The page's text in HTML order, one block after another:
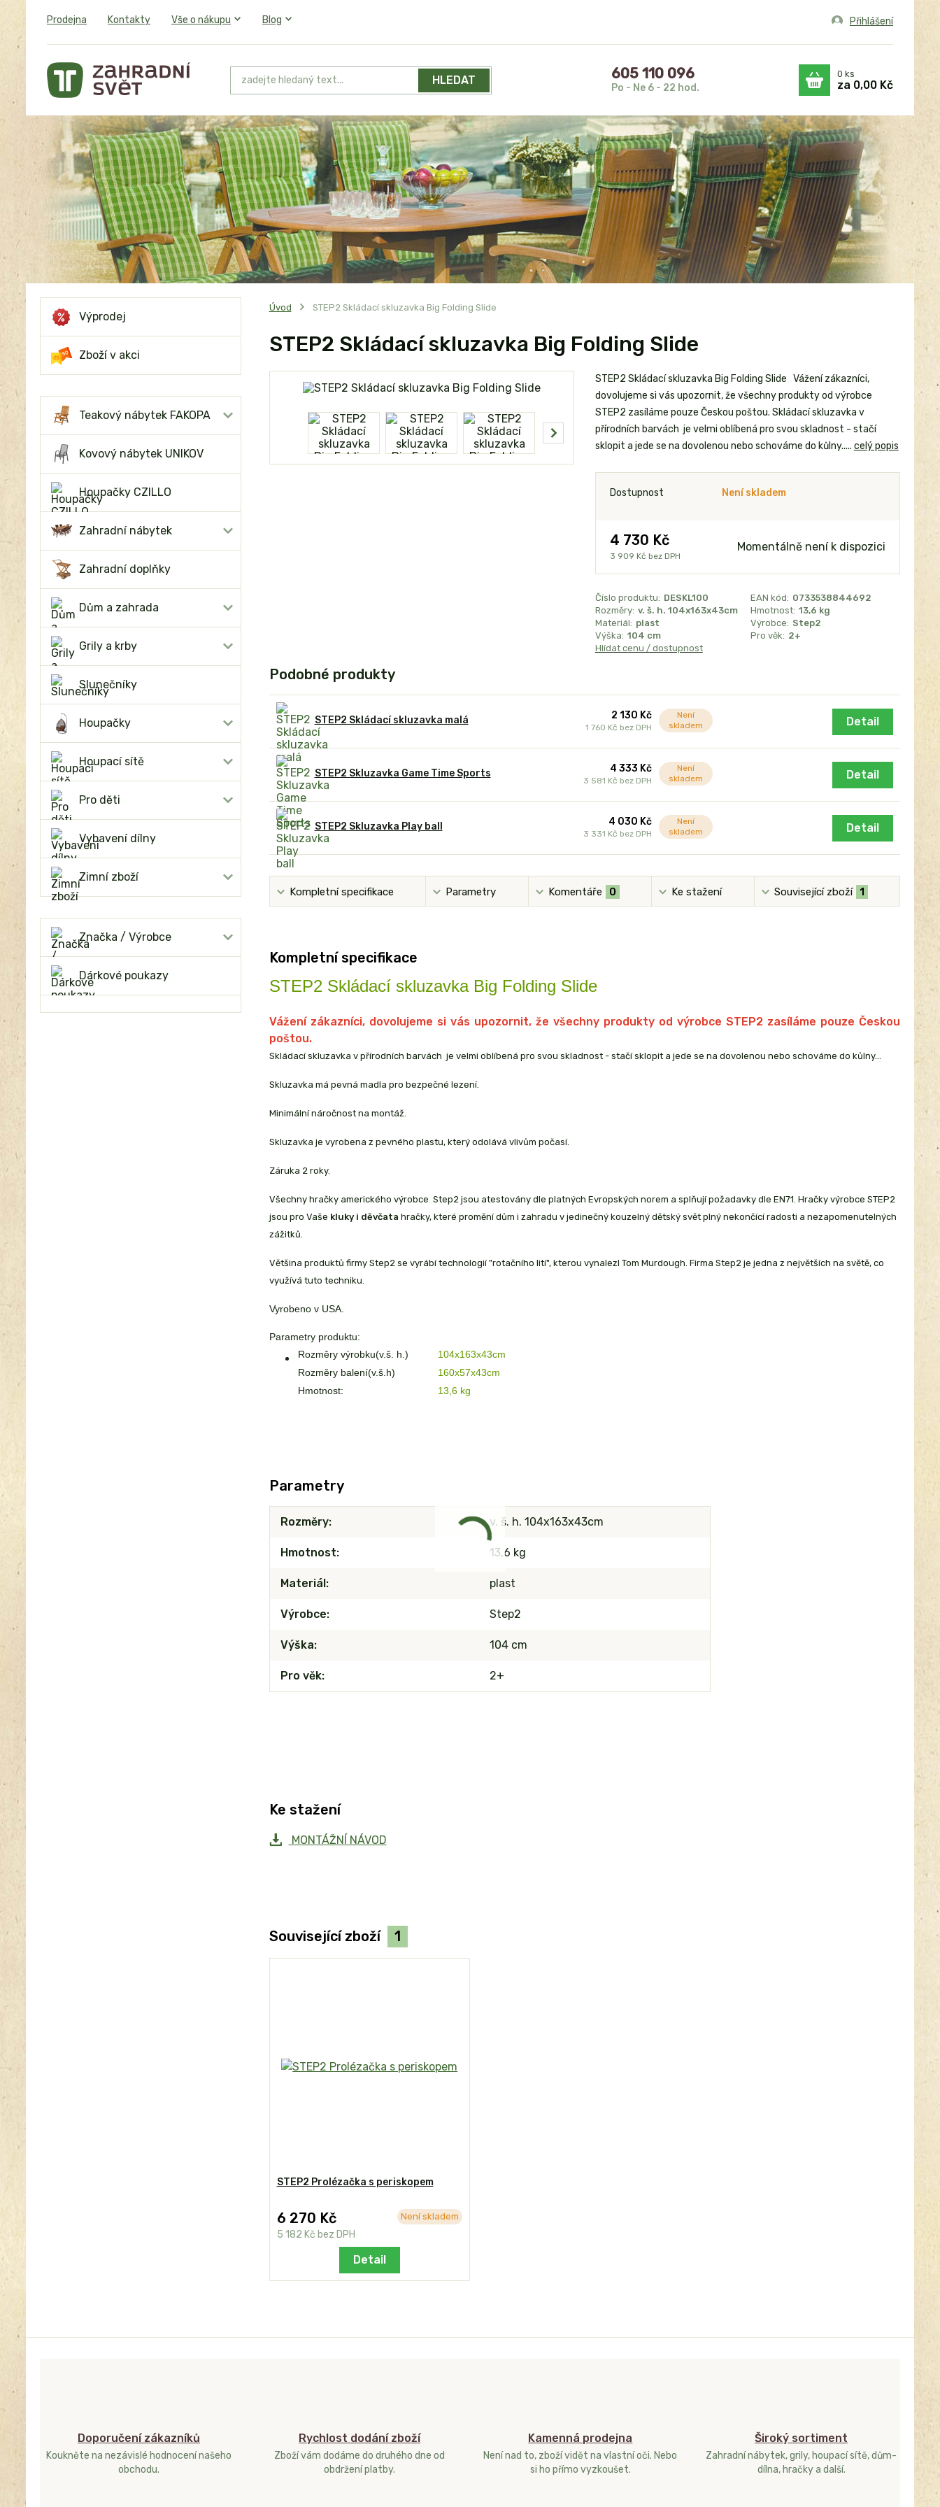
Prodejna Kontakty Vše o nákupu Blog Přihlášení
HLEDAT 605 110 096
Po - Ne 6 - 22 hod.
0 ks
za 0,00 Kč
Výprodej
Zboží v akci
Teakový nábytek FAKOPA
Kovový nábytek UNIKOV
Houpačky CZILLO
Zahradní nábytek
Zahradní doplňky
Dům a zahrada
Grily a krby
Slunečníky
Houpačky
Houpací sítě
Pro děti
Vybavení dílny
Zimní zboží
Značka / Výrobce
Dárkové poukazy
Úvod STEP2 Skládací skluzavka Big Folding Slide
STEP2 Skládací skluzavka Big Folding Slide
STEP2 Skládací skluzavka Big Folding Slide Vážení zákazníci,
dovolujeme si vás upozornit, že všechny produkty od výrobce
STEP2 zasíláme pouze Českou poštou. Skládací skluzavka v
přírodních barvách je velmi oblíbená pro svou skladnost - stačí
sklopit a jede se na dovolenou nebo schováme do kůlny..... celý popis
Dostupnost Není skladem
4 730 Kč
3 909 Kč bez DPH
Momentálně není k dispozici
Číslo produktu: DESKL100 EAN kód: 0733538844692
Rozměry: v. š. h. 104x163x43cm Hmotnost: 13,6 kg
Materiál: plast Výrobce: Step2
Výška: 104 cm Pro věk: 2+
Hlídat cenu / dostupnost
Podobné produkty
STEP2 Skládací skluzavka malá 2 130 Kč
1 760 Kč bez DPH
Není
skladem
Detail
STEP2 Skluzavka Game Time Sports 4 333 Kč
3 581 Kč bez DPH
Není
skladem
Detail
STEP2 Skluzavka Play ball 4 030 Kč
3 331 Kč bez DPH
Není
skladem
Detail
Kompletní specifikace Parametry Komentáře 0 Ke stažení Související zboží 1
Kompletní specifikace
STEP2 Skládací skluzavka Big Folding Slide
Vážení zákazníci, dovolujeme si vás upozornit, že všechny produkty od výrobce STEP2 zasíláme pouze Českou
poštou.
Skládací skluzavka v přírodních barvách je velmi oblíbená pro svou skladnost - stačí sklopit a jede se na dovolenou nebo schováme do kůlny...
Skluzavka má pevná madla pro bezpečné lezení.
Minimální náročnost na montáž.
Skluzavka je vyrobena z pevného plastu, který odolává vlivům počasí.
Záruka 2 roky.
Všechny hračky amerického výrobce Step2 jsou atestovány dle platných Evropských norem a splňují požadavky dle EN71. Hračky výrobce STEP2
jsou pro Vaše kluky i děvčata hračky, které promění dům i zahradu v jedinečný kouzelný dětský svět plný nekončící radosti a nezapomenutelných
zážitků.
Většina produktů firmy Step2 se vyrábí technologií "rotačního lití", kterou vynalezl Tom Murdough. Firma Step2 je jedna z největších na světě, co
využívá tuto techniku.
Vyrobeno v USA.
Parametry produktu:
Rozměry výrobku(v.š. h.)
104x163x43cm
Rozměry balení(v.š.h)
160x57x43cm
Hmotnost:
13,6 kg
Parametry
Rozměry v. š. h. 104x163x43cm
Hmotnost 13,6 kg
Materiál plast
Výrobce Step2
Výška 104 cm
Pro věk 2+
Ke stažení
MONTÁŽNÍ NÁVOD
Související zboží 1
STEP2 Prolézačka s periskopem
6 270 Kč
5 182 Kč bez DPH
Není skladem
Detail
Doporučení zákazníků
Koukněte na nezávislé hodnocení našeho
obchodu.
Rychlost dodání zboží
Zboží vám dodáme do druhého dne od
obdržení platby.
Kamenná prodejna
Není nad to, zboží vidět na vlastní oči. Nebo
si ho přímo vyzkoušet.
Široký sortiment
Zahradní nábytek, grily, houpací sítě, dům-
dílna, hračky a další.